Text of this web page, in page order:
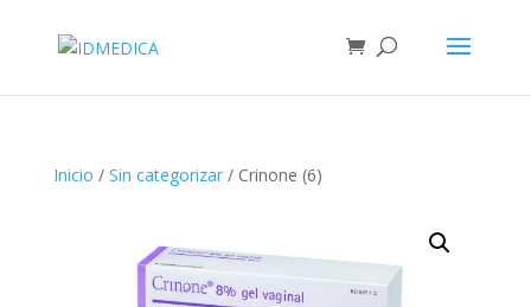
Inicio / Sin categorizar/ Crinone (6)